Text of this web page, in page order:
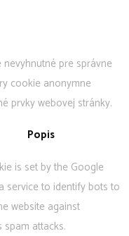
pre správne
cookie anonymne
prvky webovej stránky.
Popis
is set by the Google
service to identify bots to
website against
spam attacks.